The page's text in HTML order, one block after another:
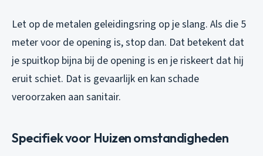
Let op de metalen geleidingsring op je slang. Als die 5
meter voor de opening is, stop dan. Dat betekent dat
je spuitkop bijna bij de opening is en je riskeert dat hij
eruit schiet. Dat is gevaarlijk en kan schade
veroorzaken aan sanitair.
Specifiek voor Huizen omstandigheden